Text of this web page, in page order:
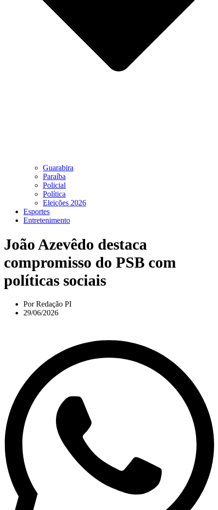
Guarabira
Paraíba
Policial
Política
Eleições 2026
Esportes
Entretenimento
João Azevêdo destaca
compromisso do PSB com
políticas sociais
PorRedação PI
29/06/2026